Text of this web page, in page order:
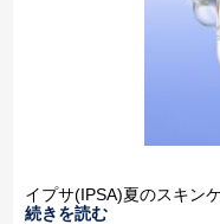
イプサ(IPSA)夏のスキン
続きを読む